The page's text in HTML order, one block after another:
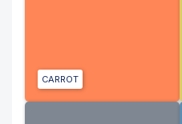
CARROT